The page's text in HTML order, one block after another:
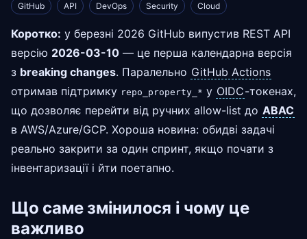
GitHub API DevOps Security Cloud
Коротко: у березні 2026 GitHub випустив REST API
версію 2026-03-10 — це перша календарна версія
з breaking changes. Паралельно GitHub Actions
отримав підтримку repo_property_* у OIDC-токенах,
що дозволяє перейти від ручних allow-list до ABAC
в AWS/Azure/GCP. Хороша новина: обидві задачі
реально закрити за один спринт, якщо почати з
інвентаризації і йти поетапно.
Що саме змінилося і чому це
важливо